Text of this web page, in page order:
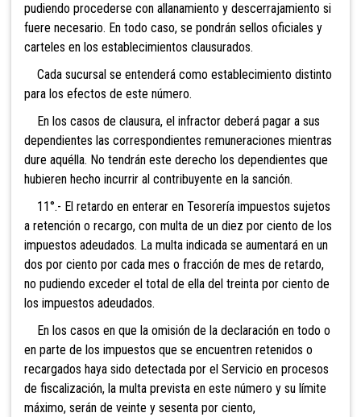
pudiendo procederse con allanamiento y descerrajamiento si
fuere necesario. En todo caso, se pondrán sellos oficiales y
carteles en los establecimientos clausurados.
Cada sucursal se entenderá como establecimiento distinto
para los efectos de este número.
En los casos de clausura, el infractor deberá pagar a sus
dependientes las correspondientes remuneraciones mientras
dure aquélla. No tendrán este derecho los dependientes que
hubieren hecho incurrir al contribuyente en la sanción.
11°.- El retardo en enterar en Tesorería impuestos sujetos
a retención o recargo, con multa de un diez por ciento de los
impuestos adeudados. La multa indicada se aumentará en un
dos por ciento por cada mes o fracción de mes de retardo,
no pudiendo exceder el total de ella del treinta por ciento de
los impuestos adeudados.
En los casos en que la omisión de la declaración en todo o
en parte de los impuestos que se encuentren retenidos o
recargados haya sido detectada por el Servicio en procesos
de fiscalización, la multa prevista en este número y su límite
máximo, serán de veinte y sesenta por ciento,